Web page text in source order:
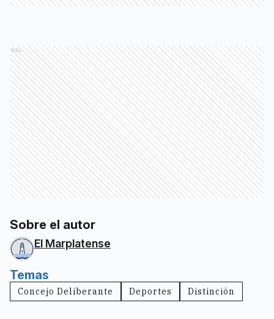
Ads
Sobre el autor
El Marplatense
Temas
Concejo Deliberante Deportes Distinción